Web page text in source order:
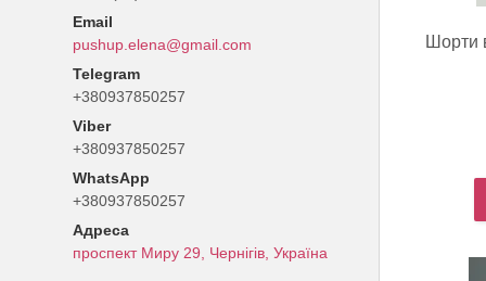
pushup.elena@gmail.com
+380937850257
+380937850257
+380937850257
проспект Миру 29, Чернігів, Україна
Шорти